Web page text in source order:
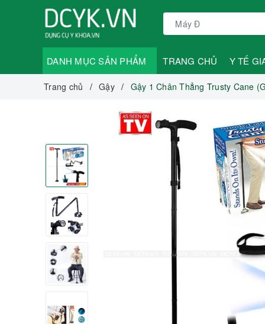
DANH MỤC SẢN PHẨM TRANG CHỦ Y TẾ
Trang chủ Gậy Gậy 1 Chân Thẳng Trusty Cane